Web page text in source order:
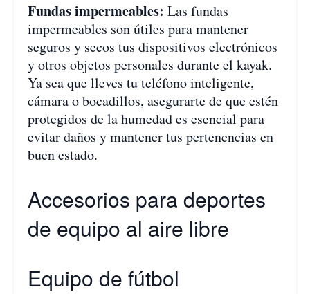
Fundas impermeables: Las fundas
impermeables son útiles para mantener
seguros y secos tus dispositivos electrónicos
y otros objetos personales durante el kayak.
Ya sea que lleves tu teléfono inteligente,
cámara o bocadillos, asegurarte de que estén
protegidos de la humedad es esencial para
evitar daños y mantener tus pertenencias en
buen estado.
Accesorios para deportes
de equipo al aire libre
Equipo de fútbol